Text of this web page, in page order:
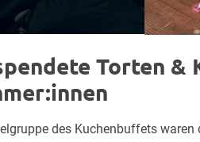
Torten &
des Kuchenbuffets